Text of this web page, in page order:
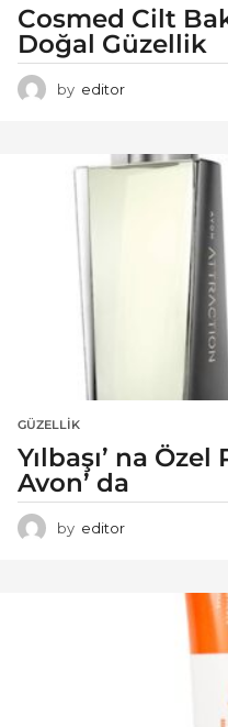
Cosmed Cilt
Doğal Güzellik
by editor
GÜZELLIK
Yılbaşı’ na
Avon’ da
by editor